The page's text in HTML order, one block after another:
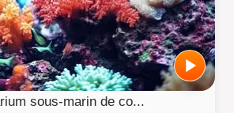
sous-marin de co...